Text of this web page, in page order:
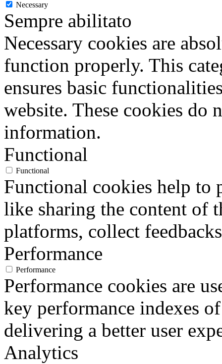
Necessary
Sempre abilitato
Necessary cookies are
function properly. This
ensures basic
website. These cookies do
information.
Functional
Functional
Functional cookies help to
like sharing the content of
platforms, collect
Performance
Performance
Performance cookies are
key performance indexes
delivering a better user
Analytics